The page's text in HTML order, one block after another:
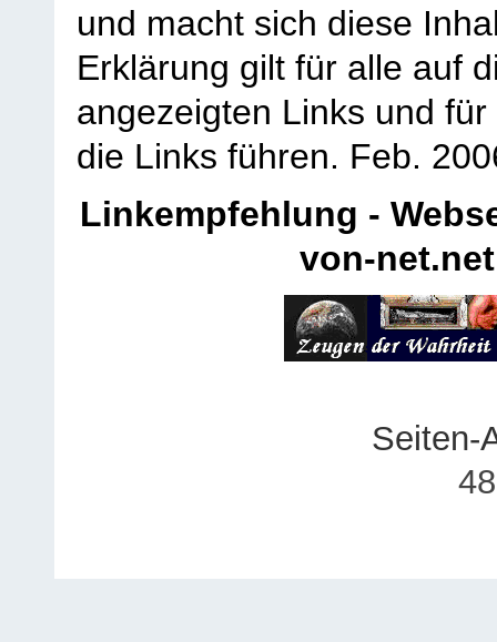
und macht sich diese
Erklärung gilt für alle auf
angezeigten Links und
die Links führen. Feb.
Linkempfehlung -
von-net.net
Seiten-